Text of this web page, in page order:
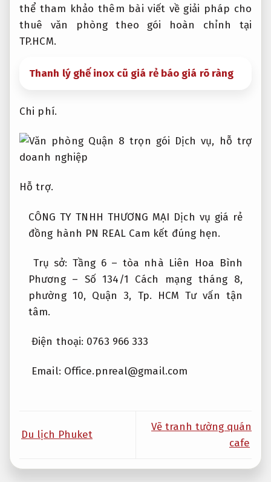
thể tham khảo thêm bài viết về giải pháp cho
thuê văn phòng theo gói hoàn chỉnh tại
TP.HCM.
Thanh lý ghế inox cũ giá rẻ báo giá rõ ràng
Chi phí.
Hỗ trợ.
CÔNG TY TNHH THƯƠNG MẠI Dịch vụ giá rẻ
đồng hành PN REAL Cam kết đúng hẹn.
Trụ sở: Tầng 6 – tòa nhà Liên Hoa Bình
Phương – Số 134/1 Cách mạng tháng 8,
phường 10, Quận 3, Tp. HCMTư vấn tận
tâm.
Điện thoại: 0763 966 333
Email: Office.pnreal@gmail.com
Du lịch Phuket
Vẽ tranh tường quán
cafe